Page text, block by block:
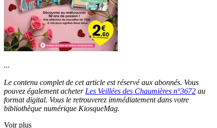
...
Le contenu complet de cet article est réservé aux abonnés. Vous
pouvez également acheter Les Veillées des Chaumières n°3672 au
format digital. Vous le retrouverez immédiatement dans votre
bibliothèque numérique KiosqueMag.
Voir plus